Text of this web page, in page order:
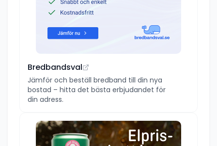
Bredbandsval
Jämför och beställ bredband till din nya
bostad – hitta det bästa erbjudandet för
din adress.